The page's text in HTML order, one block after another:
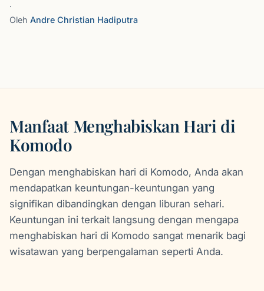
·
Oleh Andre Christian Hadiputra
Manfaat Menghabiskan Hari di
Komodo
Dengan menghabiskan hari di Komodo, Anda akan
mendapatkan keuntungan-keuntungan yang
signifikan dibandingkan dengan liburan sehari.
Keuntungan ini terkait langsung dengan mengapa
menghabiskan hari di Komodo sangat menarik bagi
wisatawan yang berpengalaman seperti Anda.